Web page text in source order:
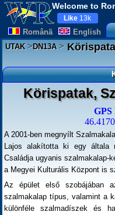
Welcome to
Românã English
Like 13k
UTAK>DN13A>
Körispatak,
A 2001-ben megnyílt
Lajos alakította ki egy általa
Családja ugyanis szalmakalap-
a Megyei Kulturális Központ is
Az épület első szobájában
szalmakalap típus, valamint a
különféle szalmadíszek és